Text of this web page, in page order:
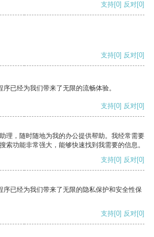
支持[0] 反对[0]
支持[0] 反对[0]
已经为我们带来了无限的流畅体验。
支持[0] 反对[0]
理，随时随地为我的办公提供帮助。我经常需要
索功能非常强大，能够快速找到我需要的信息。
支持[0] 反对[0]
序已经为我们带来了无限的隐私保护和安全性保
支持[0] 反对[0]